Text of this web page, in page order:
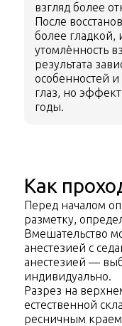
взгляд более
После
более гладкой,
утомлённость
результата
особенностей и
глаз, но
годы.
Как
Перед началом
разметку,
Вмешательство
анестезией с
анестезией —
индивидуально.
Разрез на
естественной
ресничным